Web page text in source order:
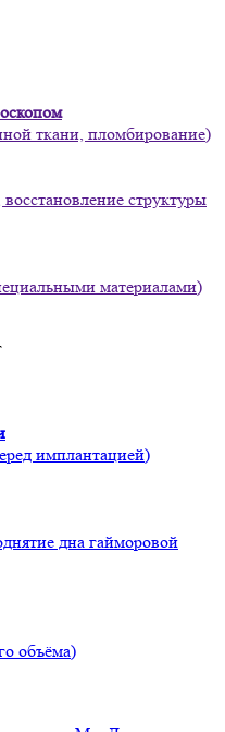
ткани, пломбирование)
структуры
материалами)
имплантацией)
дна гайморовой
объёма)